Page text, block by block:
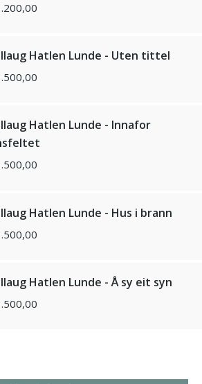
Hatlen Lunde - Uten tittel
Hatlen Lunde - Innafor
Hatlen Lunde - Hus i brann
Hatlen Lunde - Å sy eit syn